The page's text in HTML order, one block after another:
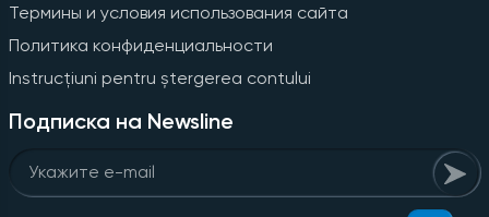
Термины и условия использования сайта
Политика конфиденциальности
Instrucțiuni pentru ștergerea contului
Подписка на Newsline